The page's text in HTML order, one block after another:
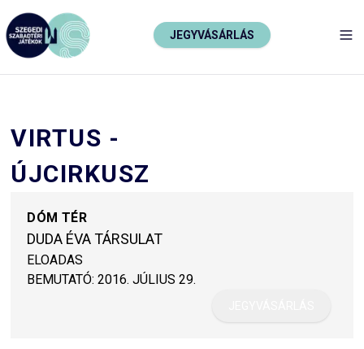
JEGYVÁSÁRLÁS
VIRTUS -
ÚJCIRKUSZ
DÓM TÉR
DUDA ÉVA TÁRSULAT
ELOADAS
BEMUTATÓ: 2016. JÚLIUS 29.